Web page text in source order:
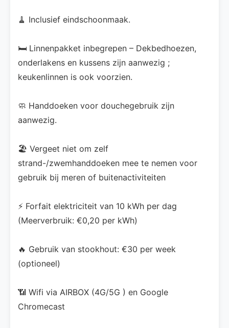
🧹 Inclusief eindschoonmaak.
🛏️ Linnenpakket inbegrepen – Dekbedhoezen,
onderlakens en kussens zijn aanwezig ;
keukenlinnen is ook voorzien.
🧼 Handdoeken voor douchegebruik zijn
aanwezig.
🏖️ Vergeet niet om zelf
strand-/zwemhanddoeken mee te nemen voor
gebruik bij meren of buitenactiviteiten
⚡ Forfait elektriciteit van 10 kWh per dag
(Meerverbruik: €0,20 per kWh)
🔥 Gebruik van stookhout: €30 per week
(optioneel)
📶 Wifi via AIRBOX (4G/5G ) en Google
Chromecast